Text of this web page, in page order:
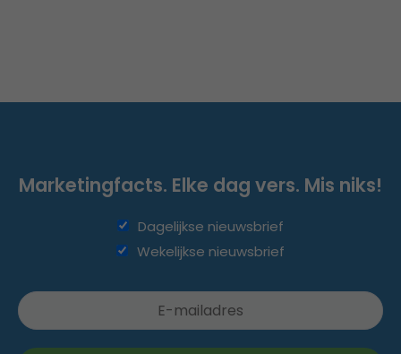
Marketingfacts. Elke dag vers. Mis niks!
Dagelijkse nieuwsbrief
Wekelijkse nieuwsbrief